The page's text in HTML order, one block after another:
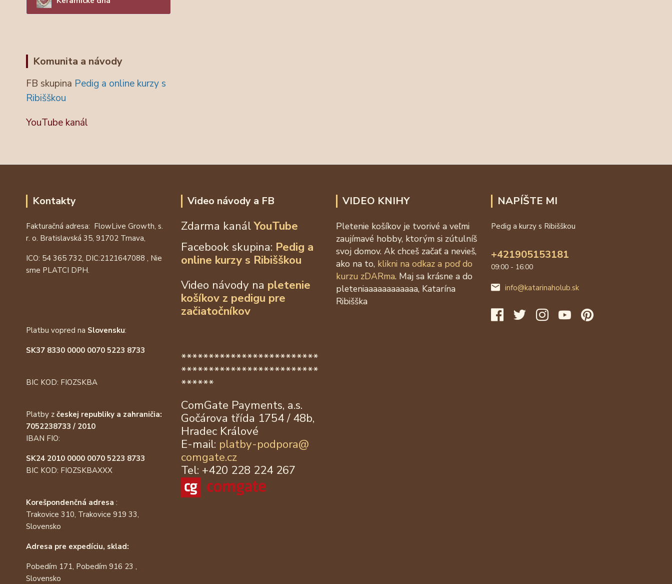
Komunita a návody
FB skupina Pedig a online kurzy s
Ribišškou
YouTube kanál
Kontakty
Fakturačná adresa: FlowLive Growth, s.
r. o. Bratislavská 35, 91702 Trnava,
ICO: 54 365 732, DIC:2121647088 , Nie
sme PLATCI DPH.
Platbu vopred na Slovensku:
SK37 8330 0000 0070 5223 8733
BIC KOD: FIOZSKBA
Platby z českej republiky a zahraničia:
7052238733 / 2010
IBAN FIO:
SK24 2010 0000 0070 5223 8733
BIC KOD: FIOZSKBAXXX
Korešpondenčná adresa :
Trakovice 310, Trakovice 919 33,
Slovensko
Adresa pre expedíciu, sklad:
Pobedím 171, Pobedím 916 23 ,
Slovensko
Video návody a FB
Zdarma kanálYouTube
Facebook skupina: Pedig a
online kurzy s Ribišškou
Video návody na pletenie
košíkov z pedigu pre
začiatočníkov
*************************
*************************
******
ComGate Payments, a.s.
Gočárova třída 1754 / 48b,
Hradec Králové
E-mail: platby-podpora@
comgate.cz
Tel: +420 228 224 267
VIDEO KNIHY
Pletenie košíkov je tvorivé a veľmi
zaujímavé hobby, ktorým si zútulníš
svoj domov. Ak chceš začať a nevieš,
ako na to, klikni na odkaz a poď do
kurzu zDARma. Maj sa krásne a do
pleteniaaaaaaaaaaaa, Katarína
Ribišška
NAPÍŠTE MI
Pedig a kurzy s Ribišškou
+421905153181
09:00 - 16:00
info@katarinaholub.sk